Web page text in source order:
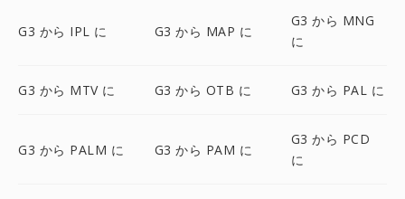
G3 から IPL に G3 から MAP に
G3 から MNG
に
G3 から MTV に G3 から OTB に G3 から PAL に
G3 から PALM に G3 から PAM に
G3 から PCD
に